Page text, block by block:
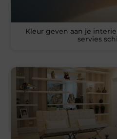
Kleur geven aan je
servies